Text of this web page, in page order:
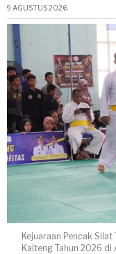
9 AGUSTUS 2026
Kejuaraan Pencak
Kalteng Tahun 2026 di